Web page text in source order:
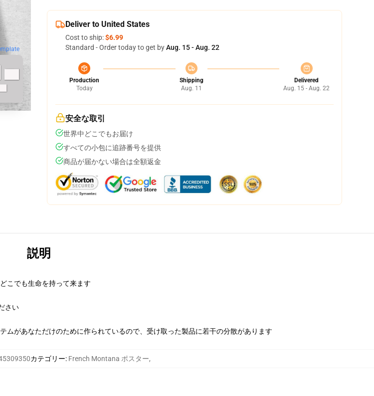
Deliver to United States
Cost to ship:$6.99
Standard - Order today to get byAug. 15 - Aug. 22
Production
Today
Shipping
Aug. 11
Delivered
Aug. 15 - Aug. 22
安全な取引
世界中どこでもお届け
すべての小包に追跡番号を提供
商品が届かない場合は全額返金
説明
こでも生命を持って来ます
さい
ムがあなただけのために作られているので、受け取った製品に若干の分散があります
カテゴリー: French Montana ポスター,